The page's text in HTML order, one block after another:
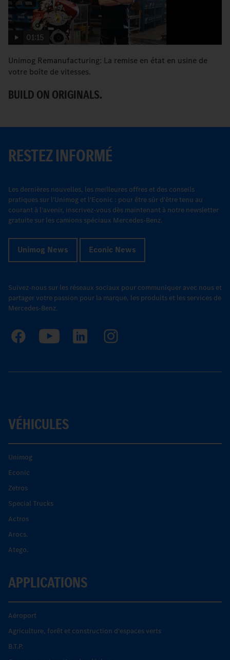
01:15
Unimog Remanufacturing: La remise en état en usine de
votre boîte de vitesses.
BUILD ON ORIGINALS.
RESTEZ INFORMÉ
Les dernières nouvelles, les meilleures offres et des conseils
pratiques sur l'Unimog et l'Econic : pour être sûr d'être tenu au
courant à l'avenir, inscrivez-vous dès maintenant à notre newsletter
gratuite sur les camions spéciaux Mercedes-Benz.
Unimog News Econic News
Suivez-nous sur les réseaux sociaux pour communiquer avec nous et
partager votre passion pour la marque, les produits et les services de
Mercedes-Benz.
VÉHICULES
Unimog
Econic
Zetros
Special Trucks
Actros
Arocs.
Atego.
APPLICATIONS
Aéroport
Agriculture, forêt et construction d'espaces verts
B.T.P.